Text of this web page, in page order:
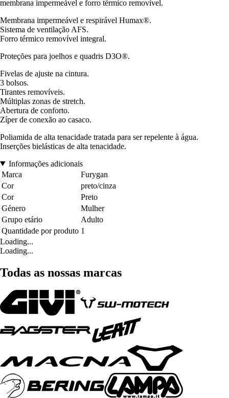
membrana impermeável e forro térmico removível.
Membrana impermeável e respirável Humax®.
Sistema de ventilação AFS.
Forro térmico removível integral.
Proteções para joelhos e quadris D3O®.
Fivelas de ajuste na cintura.
3 bolsos.
Tirantes removíveis.
Múltiplas zonas de stretch.
Abertura de conforto.
Zíper de conexão ao casaco.
Poliamida de alta tenacidade tratada para ser repelente à água.
Inserções bielásticas de alta tenacidade.
Informações adicionais
Marca
Furygan
Cor
preto/cinza
Cor
Preto
Género
Mulher
Grupo etário
Adulto
Quantidade por produto 1
Loading...
Loading...
Todas as nossas marcas